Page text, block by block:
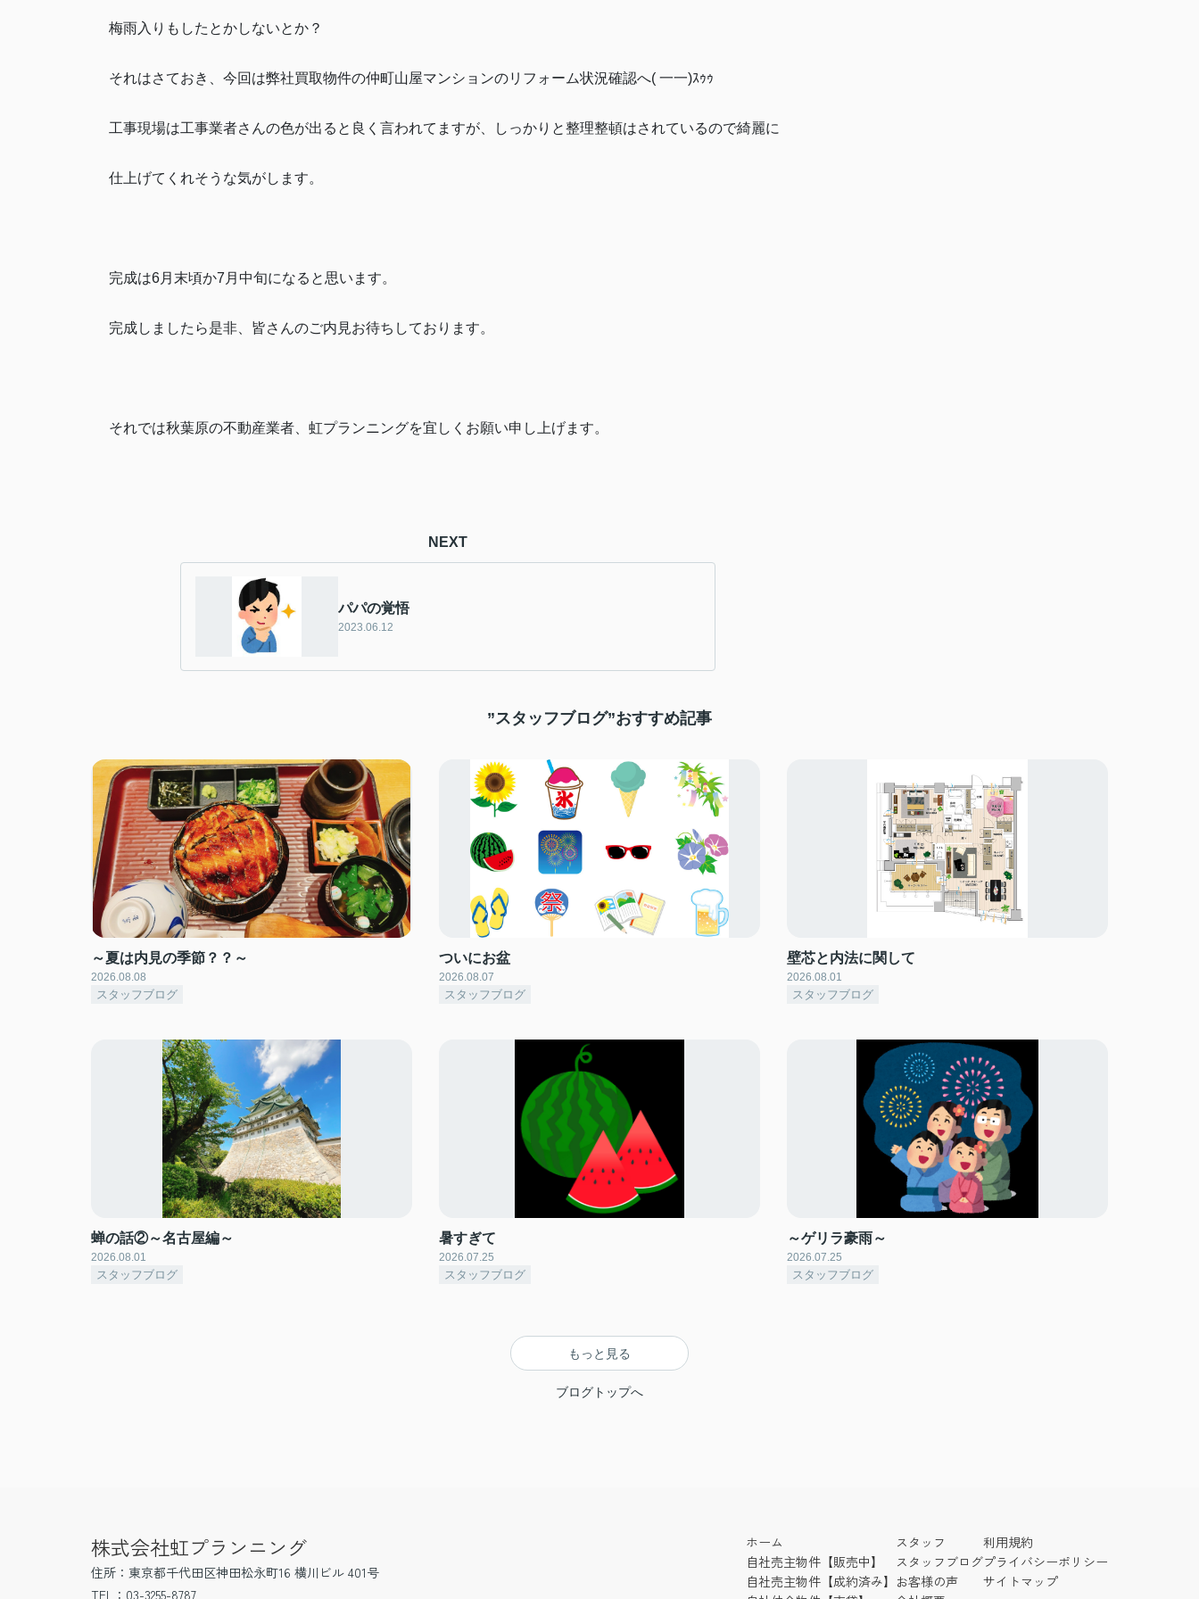
梅雨入りもしたとかしないとか？
それはさておき、今回は弊社買取物件の仲町山屋マンションのリフォーム状況確認へ( 一一)ｽｩｩ
工事現場は工事業者さんの色が出ると良く言われてますが、しっかりと整理整頓はされているので綺麗に
仕上げてくれそうな気がします。
完成は6月末頃か7月中旬になると思います。
完成しましたら是非、皆さんのご内見お待ちしております。
それでは秋葉原の不動産業者、虹プランニングを宜しくお願い申し上げます。
NEXT
パパの覚悟
2023.06.12
”スタッフブログ”おすすめ記事
～夏は内見の季節？？～
2026.08.08
スタッフブログ
ついにお盆
2026.08.07
スタッフブログ
壁芯と内法に関して
2026.08.01
スタッフブログ
蝉の話②～名古屋編～
2026.08.01
スタッフブログ
暑すぎて
2026.07.25
スタッフブログ
～ゲリラ豪雨～
2026.07.25
スタッフブログ
もっと見る
ブログトップへ
株式会社虹プランニング
住所：東京都千代田区神田松永町16 横川ビル 401号
TEL：03-3255-8787
ホーム
自社売主物件【販売中】
自社売主物件【成約済み】
スタッフ
スタッフブログ
お客様の声
利用規約
プライバシーポリシー
サイトマップ